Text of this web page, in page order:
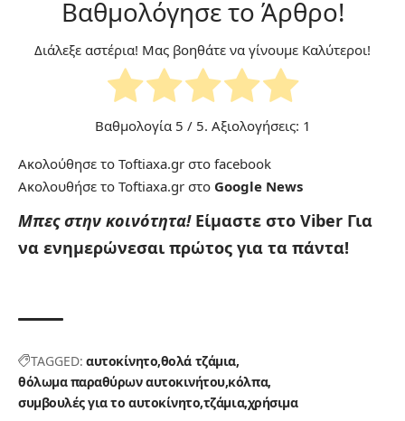
Βαθμολόγησε το Άρθρο!
Διάλεξε αστέρια! Μας βοηθάτε να γίνουμε Καλύτεροι!
Βαθμολογία 5 / 5. Αξιολογήσεις: 1
Ακολούθησε το Toftiaxa.gr στο facebook
Ακολουθήσε το Toftiaxa.gr στο Google News
Μπες στην κοινότητα! Είμαστε στο Viber Για
να ενημερώνεσαι πρώτος για τα πάντα!
TAGGED: αυτοκίνητοθολά τζάμια
θόλωμα παραθύρων αυτοκινήτου κόλπα
συμβουλές για το αυτοκίνητοτζάμια χρήσιμα